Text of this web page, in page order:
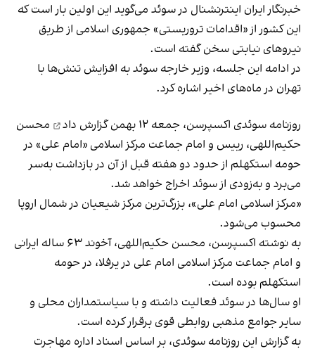
خبرنگار ایران اینترنشنال در سوئد می‌گوید این اولین بار است که
این کشور از «اقدامات تروریستی» جمهوری اسلامی از طریق
نیروهای نیابتی سخن گفته است.
در ادامه این جلسه، وزیر خارجه سوئد به افزایش تنش‌ها با
تهران در ماه‌های اخیر اشاره کرد.
روزنامه سوئدی اکسپرسن، جمعه ۱۲ بهمن گزارش داد
محسن
حکیم‌اللهی، رییس و امام جماعت مرکز اسلامی «امام علی» در
حومه استکهلم از حدود دو هفته قبل از آن در بازداشت به‌سر
می‌برد و به‌زودی از سوئد اخراج خواهد شد.
«مرکز اسلامی امام علی»، بزرگ‌ترین مرکز شیعیان در شمال اروپا
محسوب می‌شود.
به نوشته اکسپرسن، محسن حکیم‌اللهی، آخوند ۶۳ ساله ایرانی
و امام جماعت مرکز اسلامی امام علی در یرفلا، در حومه
استکهلم بوده است.
او سال‌ها در سوئد فعالیت داشته و با سیاستمداران محلی و
سایر جوامع مذهبی روابطی قوی برقرار کرده است.
به گزارش این روزنامه سوئدی، بر اساس اسناد اداره مهاجرت